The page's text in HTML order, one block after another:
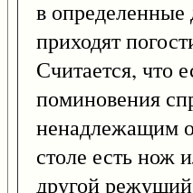
в определенные
приходят
Считается, что
поминовения
ненадлежащим
столе есть нож
другой